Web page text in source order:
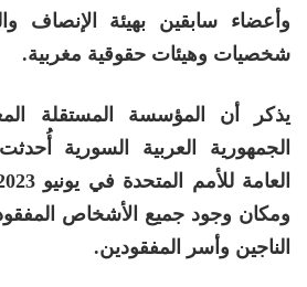
وأعضاء سابقين بهيئة الإنصاف
شخصيات وهيئات حقوقية مغربية.
يذكر أن المؤسسة المستقلة
الجمهورية العربية السورية
ومكان وجود جميع الأشخاص
الناجين وأسر المفقودين.